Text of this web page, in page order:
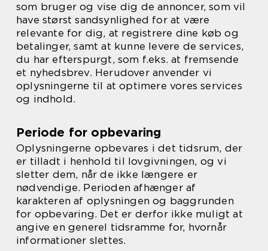
som bruger og vise dig de annoncer, som vil
have størst sandsynlighed for at være
relevante for dig, at registrere dine køb og
betalinger, samt at kunne levere de services,
du har efterspurgt, som f.eks. at fremsende
et nyhedsbrev. Herudover anvender vi
oplysningerne til at optimere vores services
og indhold.
Periode for opbevaring
Oplysningerne opbevares i det tidsrum, der
er tilladt i henhold til lovgivningen, og vi
sletter dem, når de ikke længere er
nødvendige. Perioden afhænger af
karakteren af oplysningen og baggrunden
for opbevaring. Det er derfor ikke muligt at
angive en generel tidsramme for, hvornår
informationer slettes.